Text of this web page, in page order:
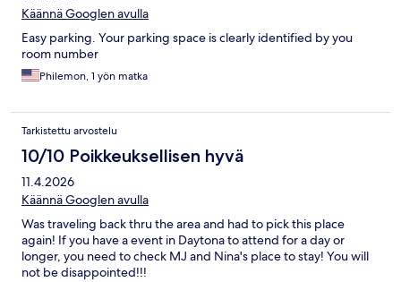
Käännä Googlen avulla
Easy parking. Your parking space is clearly identified by you
room number
Philemon, 1 yön matka
Tarkistettu arvostelu
10/10 Poikkeuksellisen hyvä
11.4.2026
Käännä Googlen avulla
Was traveling back thru the area and had to pick this place
again! If you have a event in Daytona to attend for a day or
longer, you need to check MJ and Nina's place to stay! You will
not be disappointed!!!